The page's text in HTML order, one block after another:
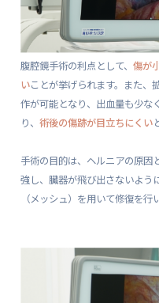
腹腔鏡手術の利点として、傷が
いことが挙げられます。また、
作が可能となり、出血量も少な
り、術後の傷跡が目立ちにくい
手術の目的は、ヘルニアの原因
強し、臓器が飛び出さないよう
（メッシュ）を用いて修復を行